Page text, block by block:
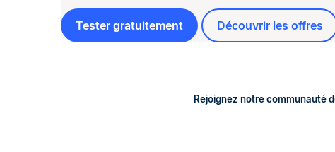
Tester gratuitement Découvrir les offres
Rejoignez notre communauté